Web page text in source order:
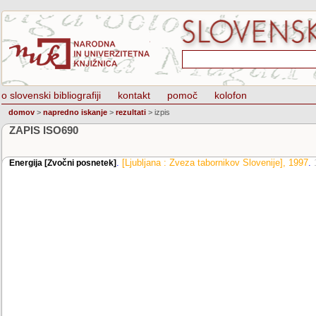
o slovenski bibliografiji kontakt pomoč kolofon
domov > napredno iskanje > rezultati > izpis
ZAPIS ISO690
Energija [Zvočni posnetek] . [Ljubljana : Zveza tabornikov Slovenije], 1997.